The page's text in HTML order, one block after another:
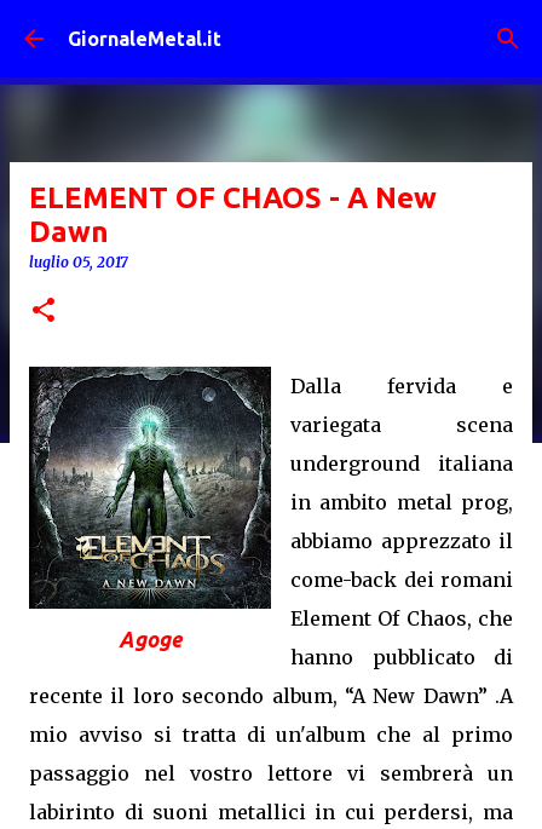
Passa ai contenuti principali
GiornaleMetal.it
ELEMENT OF CHAOS - A New
Dawn
luglio 05, 2017
Agoge
Dalla fervida e
variegata scena
underground italiana
in ambito metal prog,
abbiamo apprezzato il
come-back dei romani
Element Of Chaos, che
hanno pubblicato di
recente il loro secondo album, “A New Dawn” .A
mio avviso si tratta di un'album che al primo
passaggio nel vostro lettore vi sembrerà un
labirinto di suoni metallici in cui perdersi, ma